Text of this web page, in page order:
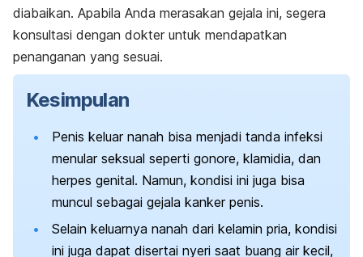
diabaikan. Apabila Anda merasakan gejala ini, segera
konsultasi dengan dokter untuk mendapatkan
penanganan yang sesuai.
Kesimpulan
Penis keluar nanah bisa menjadi tanda infeksi
menular seksual seperti gonore, klamidia, dan
herpes genital. Namun, kondisi ini juga bisa
muncul sebagai gejala kanker penis.
Selain keluarnya nanah dari kelamin pria, kondisi
ini juga dapat disertai nyeri saat buang air kecil,